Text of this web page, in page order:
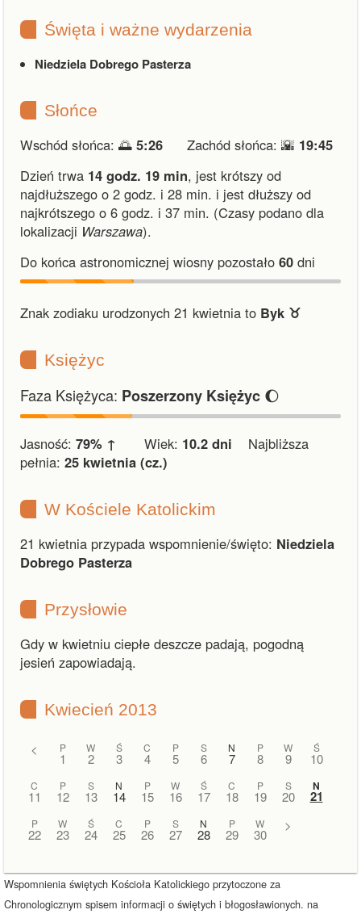
Święta i ważne wydarzenia
Niedziela Dobrego Pasterza
Słońce
Wschód słońca: 🌅 5:26 Zachód słońca: 🌇 19:45
Dzień trwa 14 godz. 19 min, jest krótszy od
najdłuższego o 2 godz. i 28 min. i jest dłuższy od
najkrótszego o 6 godz. i 37 min. (Czasy podano dla
lokalizacji Warszawa).
Do końca astronomicznej wiosny pozostało 60 dni
Znak zodiaku urodzonych 21 kwietnia to Byk ♉︎
Księżyc
Faza Księżyca: Poszerzony Księżyc 🌔
Jasność: 79% ↑ Wiek: 10.2 dni Najbliższa
pełnia: 25 kwietnia (cz.)
W Kościele Katolickim
21 kwietnia przypada wspomnienie/święto: Niedziela
Dobrego Pasterza
Przysłowie
Gdy w kwietniu ciepłe deszcze padają, pogodną
jesień zapowiadają.
Kwiecień 2013
< P
1
W
2
Ś
3
C
4
P
5
S
6
N
7
P
8
W
9
Ś
10
C
11
P
12
S
13
N
14
P
15
W
16
Ś
17
C
18
P
19
S
20
N
21
P
22
W
23
Ś
24
C
25
P
26
S
27
N
28
P
29
W
30
>
Wspomnienia świętych Kościoła Katolickiego przytoczone za
Chronologicznym spisem informacji o świętych i błogosławionych. na